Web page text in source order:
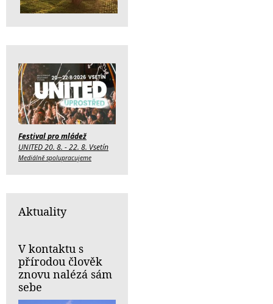
Festival pro mládež
UNITED 20. 8. - 22. 8. Vsetín
Mediálně spolupracujeme
Aktuality
V kontaktu s
přírodou člověk
znovu nalézá sám
sebe